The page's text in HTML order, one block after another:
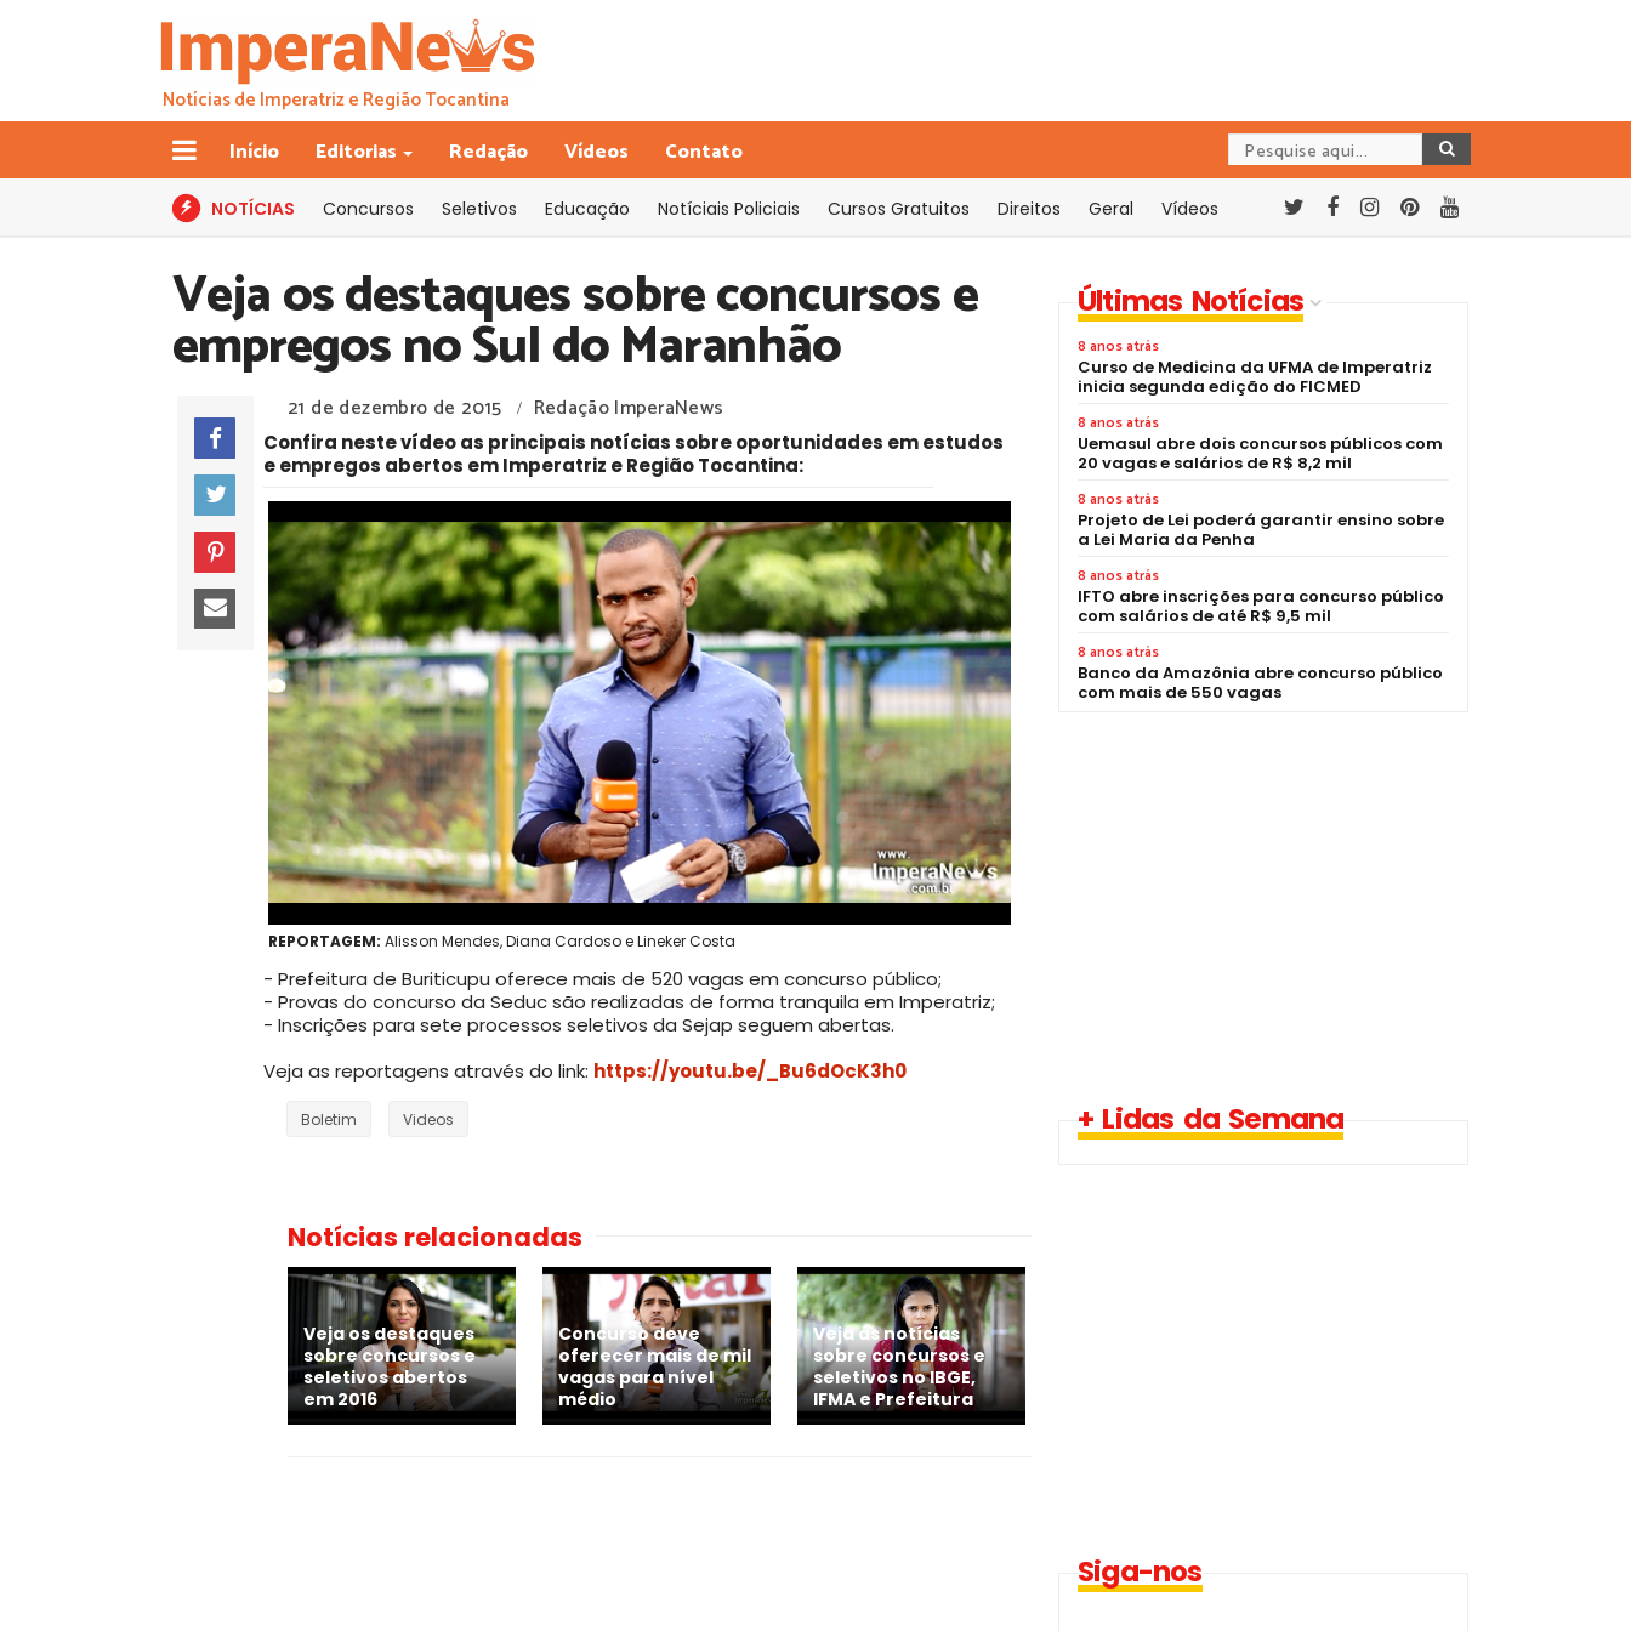
Notícias de Imperatriz e Região Tocantina
Início Editorias Redação Vídeos Contato
NOTÍCIAS Concursos Seletivos Educação Notíciais Policiais Cursos Gratuitos Direitos Geral Vídeos
Veja os destaques sobre concursos e
empregos no Sul do Maranhão
21 de dezembro de 2015 / Redação ImperaNews
Confira neste vídeo as principais notícias sobre oportunidades em estudos
e empregos abertos em Imperatriz e Região Tocantina:
REPORTAGEM: Alisson Mendes, Diana Cardoso e Lineker Costa
- Prefeitura de Buriticupu oferece mais de 520 vagas em concurso público;
- Provas do concurso da Seduc são realizadas de forma tranquila em Imperatriz;
- Inscrições para sete processos seletivos da Sejap seguem abertas.
Veja as reportagens através do link: https://youtu.be/_Bu6dOcK3h0
Boletim Videos
Notícias relacionadas
Veja os destaques
sobre concursos e
seletivos abertos
em 2016
Concurso deve
oferecer mais de mil
vagas para nível
médio
Veja as notícias
sobre concursos e
seletivos no IBGE,
IFMA e Prefeitura
Últimas Notícias
8 anos atrás
Curso de Medicina da UFMA de Imperatriz
inicia segunda edição do FICMED
8 anos atrás
Uemasul abre dois concursos públicos com
20 vagas e salários de R$ 8,2 mil
8 anos atrás
Projeto de Lei poderá garantir ensino sobre
a Lei Maria da Penha
8 anos atrás
IFTO abre inscrições para concurso público
com salários de até R$ 9,5 mil
8 anos atrás
Banco da Amazônia abre concurso público
com mais de 550 vagas
+ Lidas da Semana
Siga-nos